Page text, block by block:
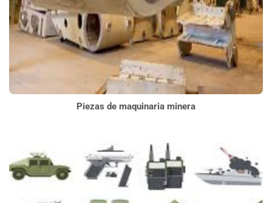
Piezas de maquinaria minera